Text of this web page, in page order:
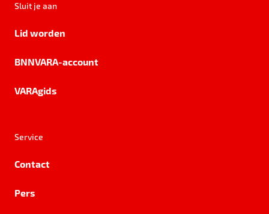
Sluit je aan
Lid worden
BNNVARA-account
VARAgids
Service
Contact
Pers